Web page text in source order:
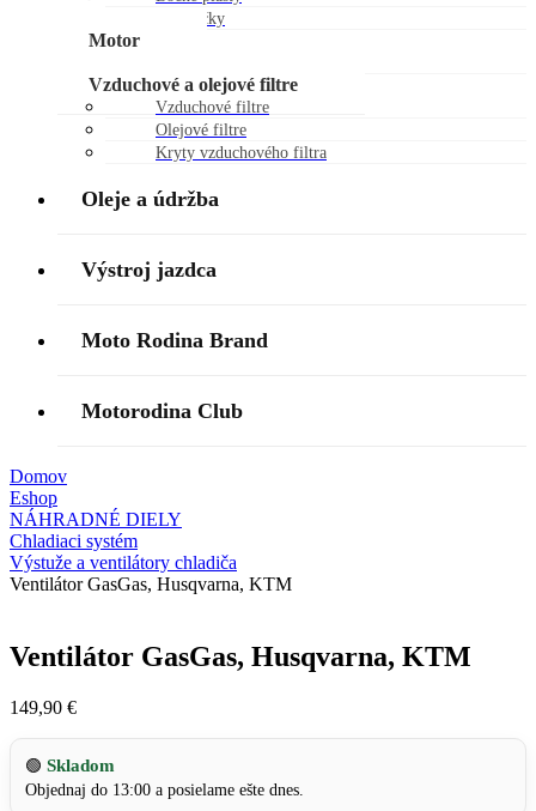
Chráničky
Motor
Vzduchové a olejové filtre
Vzduchové filtre
Olejové filtre
Kryty vzduchového filtra
Oleje a údržba
Výstroj jazdca
Moto Rodina Brand
Motorodina Club
Domov
Eshop
NÁHRADNÉ DIELY
Chladiaci systém
Výstuže a ventilátory chladiča
Ventilátor GasGas, Husqvarna, KTM
Ventilátor GasGas, Husqvarna, KTM
149,90 €
🟢 Skladom
Objednaj do 13:00 a posielame ešte dnes.